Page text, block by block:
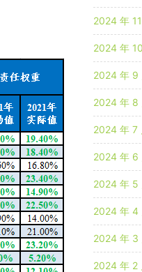
2024 年
2024 年
2024 年 9
2024 年 8
2024 年 7
2024 年 6
2024 年 5
2024 年 4
2024 年 3
2024 年 2